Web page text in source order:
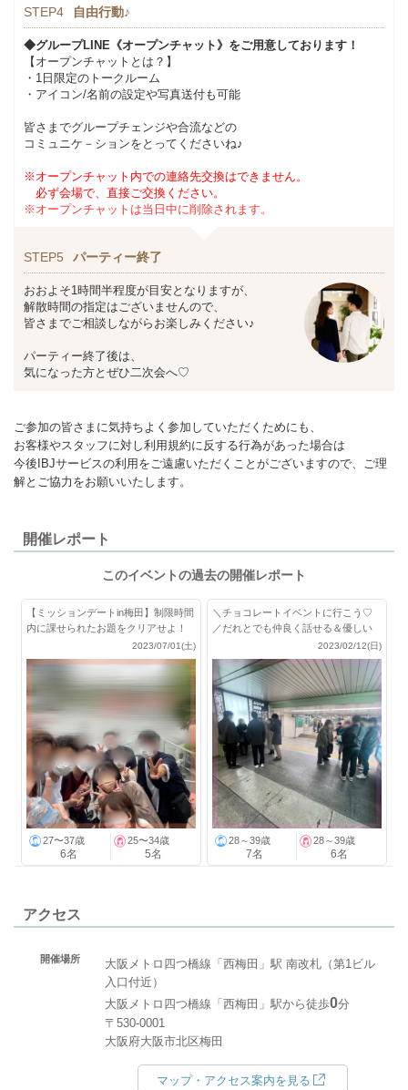
STEP4 自由行動♪
◆グループLINE《オープンチャット》をご用意しております！
【オープンチャットとは？】
・1日限定のトークルーム
・アイコン/名前の設定や写真送付も可能
皆さまでグループチェンジや合流などの
コミュニケ－ションをとってくださいね♪
※オープンチャット内での連絡先交換はできません。
必ず会場で、直接ご交換ください。
※オープンチャットは当日中に削除されます。
STEP5 パーティー終了
おおよそ1時間半程度が目安となりますが、
解散時間の指定はございませんので、
皆さまでご相談しながらお楽しみください♪
パーティー終了後は、
気になった方とぜひ二次会へ♡
ご参加の皆さまに気持ちよく参加していただくためにも、
お客様やスタッフに対し利用規約に反する行為があった場合は
今後IBJサービスの利用をご遠慮いただくことがございますので、ご理
解とご協力をお願いいたします。
開催レポート
このイベントの過去の開催レポート
【ミッションデートin梅田】制限時間
内に課せられたお題をクリアせよ！
2023/07/01(土)
27〜37歳
6名
25〜34歳
5名
＼チョコレートイベントに行こう♡
／だれとでも仲良く話せる＆優しい
2023/02/12(日)
28～39歳
7名
28～39歳
6名
アクセス
開催場所
大阪メトロ四つ橋線「西梅田」駅 南改札（第1ビル
入口付近）
大阪メトロ四つ橋線「西梅田」駅から徒歩0分
〒530-0001
大阪府大阪市北区梅田
マップ・アクセス案内を見る